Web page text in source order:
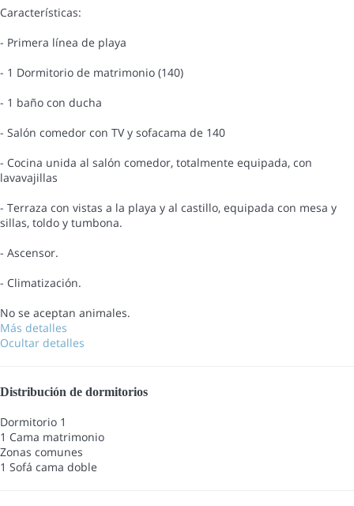
Características:
- Primera línea de playa
- 1 Dormitorio de matrimonio (140)
- 1 baño con ducha
- Salón comedor con TV y sofacama de 140
- Cocina unida al salón comedor, totalmente equipada, con
lavavajillas
- Terraza con vistas a la playa y al castillo, equipada con mesa y
sillas, toldo y tumbona.
- Ascensor.
- Climatización.
No se aceptan animales.
Más detalles
Ocultar detalles
Distribución de dormitorios
Dormitorio 1
1 Cama matrimonio
Zonas comunes
1 Sofá cama doble